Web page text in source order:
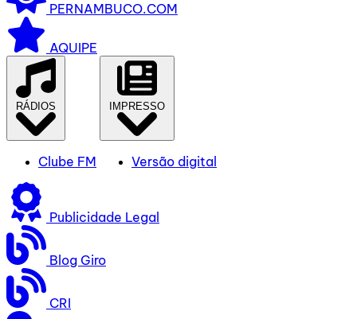
PERNAMBUCO.COM
AQUIPE
RÁDIOS
Clube FM
IMPRESSO
Versão digital
Publicidade Legal
Blog Giro
CRI